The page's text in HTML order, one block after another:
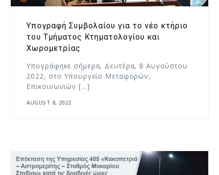
Υπογραφή Συμβολαίου για το νέο κτήριο
του Τμήματος Κτηματολογίου και
Χωρομετρίας
Υπογράφηκε σήμερα, Δευτέρα, 8 Αυγούστου
2022, στο Υπουργείο Μεταφορών,
Επικοινωνιών […]
AUGUST 8, 2022